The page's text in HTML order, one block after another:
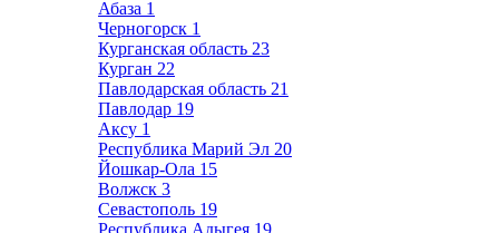
Абаза 1
Черногорск 1
Курганская область 23
Курган 22
Павлодарская область 21
Павлодар 19
Аксу 1
Республика Марий Эл 20
Йошкар-Ола 15
Волжск 3
Севастополь 19
Республика Адыгея 19